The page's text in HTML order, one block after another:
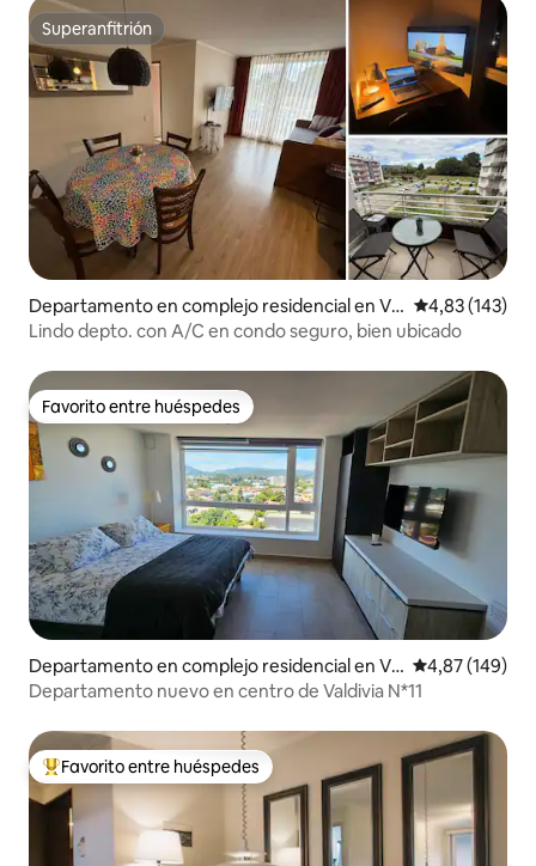
Superanfitrión
Superanfitrión
Departamento en complejo residencial en Val
divia
Calificación
4,83 (143)
Lindo depto. con A/C en condo seguro, bien ubicado
Favorito entre huéspedes
Favorito entre huéspedes
Departamento en complejo residencial en Val
divia
Calificación
4,87 (149)
Departamento nuevo en centro de Valdivia N*11
Favorito entre los huéspedes más destacados
Favorito entre huéspedes